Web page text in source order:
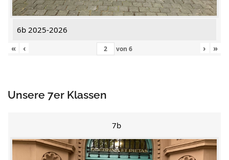
6b 2025-2026
«
‹ von 6 › »
Unsere 7er Klassen
7b